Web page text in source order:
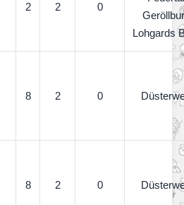
2 2 0
Lohgards
8 2 0
8 2 0